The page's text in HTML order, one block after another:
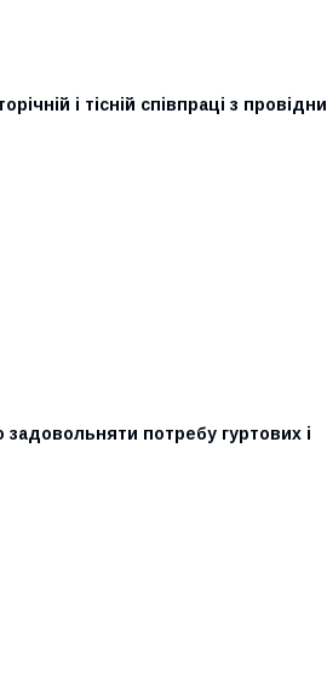
і тісній співпраці з
потребу гуртових і